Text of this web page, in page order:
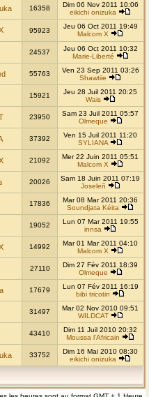
16358
Dim 06 Nov 2011 10:06
eikichi onizuka
95923
Jeu 06 Oct 2011 19:49
Malcom X
24537
Jeu 06 Oct 2011 10:32
Marie-Liberté
55763
Ven 23 Sep 2011 03:26
Shawtiie
15921
Jeu 28 Juil 2011 20:25
Wais
23950
Sam 23 Juil 2011 05:57
Olmeque
37392
Ven 15 Juil 2011 11:20
SYLIANA
21092
Mer 22 Juin 2011 05:51
Malcom X
20026
Sam 18 Juin 2011 07:19
Joseleñ
17836
Mar 08 Mar 2011 20:36
Soundjata Kéita
19052
Lun 07 Mar 2011 19:55
innsa
14992
Mar 01 Mar 2011 04:10
Malcom X
27110
Dim 27 Fév 2011 18:39
Olmeque
17679
Lun 07 Fév 2011 16:19
bibi tricotin
31497
Mar 02 Nov 2010 09:51
WILDCAT
43410
Dim 11 Juil 2010 20:32
Moussa l'Africain
33752
Dim 16 Mai 2010 08:30
eikichi onizuka